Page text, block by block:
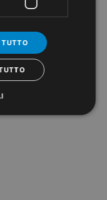
KOŃCÓWKI KABLOWE DO
PRZEWODÓW MIEDZIANYCH
TUTTO